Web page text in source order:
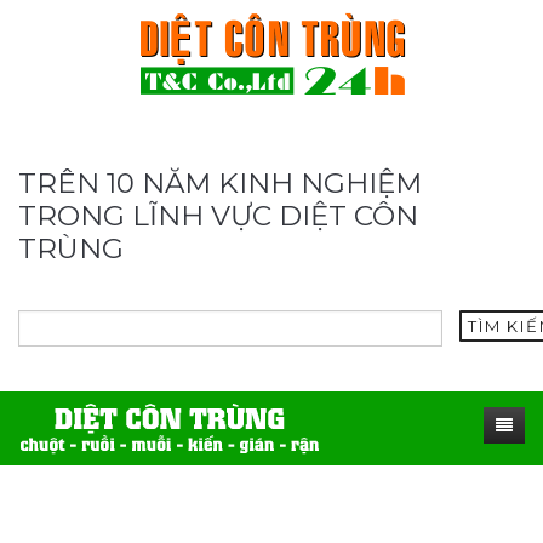
TRÊN 10 NĂM KINH NGHIỆM
TRONG LĨNH VỰC DIỆT CÔN
TRÙNG
TÌM